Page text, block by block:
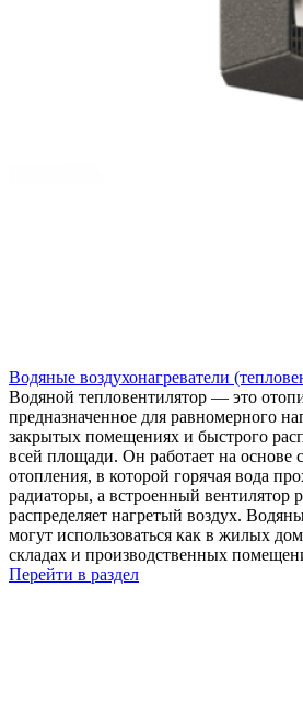
Водяные воздухонагреватели
Водяной тепловентилятор — это
предназначенное для равномерного
закрытых помещениях и быстрого
всей площади. Он работает на основе
отопления, в которой горячая вода
радиаторы, а встроенный вентилятор
распределяет нагретый воздух.
могут использоваться как в жилых
складах и производственных
Перейти в раздел